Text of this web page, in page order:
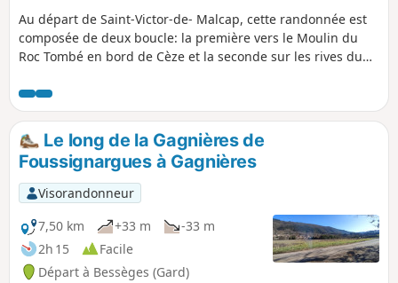
Au départ de Saint-Victor-de- Malcap, cette randonnée est
composée de deux boucle: la première vers le Moulin du
Roc Tombé en bord de Cèze et la seconde sur les rives du
sapins et de pins.
Le long de la Gagnières de
Foussignargues à Gagnières
Visorandonneur
7,50 km
+33 m
-33 m
2h 15
Facile
Départ à Bessèges (Gard)